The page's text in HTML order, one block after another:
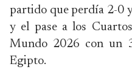
partido que perdía 2-0
y el pase a los
Mundo 2026 con un
Egipto.